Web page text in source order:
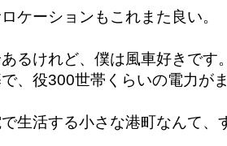
ケーションもこれまた良い。
るけれど、僕は風車好きです
、役300世帯くらいの電力が
生活する小さな港町なんて、